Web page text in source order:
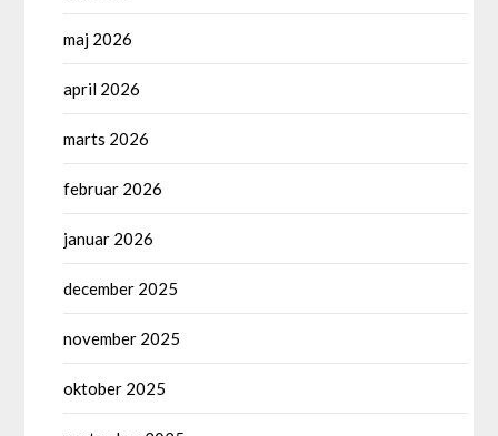
maj 2026
april 2026
marts 2026
februar 2026
januar 2026
december 2025
november 2025
oktober 2025